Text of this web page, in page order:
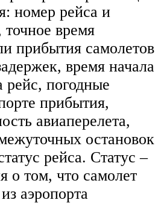
номер рейса и
время
прибытия самолетов
время начала
рейс, погодные
прибытия,
авиаперелета,
остановок
рейса. Статус –
о том, что самолет
аэропорта